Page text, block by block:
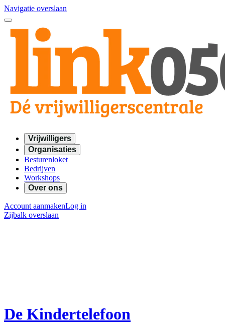
Navigatie overslaan
Vrijwilligers
Organisaties
Besturenloket
Bedrijven
Workshops
Over ons
Account aanmakenLog in
Zijbalk overslaan
De Kindertelefoon